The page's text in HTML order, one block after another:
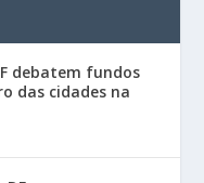
debatem fundos
das cidades na